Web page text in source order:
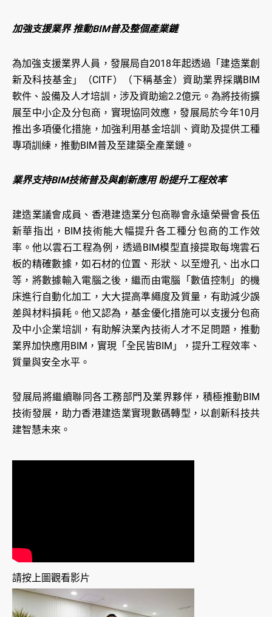
加強支援業界 推動BIM普及整個產業鏈
為加強支援業界人員，發展局自2018年起透過「建造業創
新及科技基金」（CITF）（下稱基金）資助業界採購BIM
軟件、設備及人才培訓，涉及資助逾2.2億元。為將技術擴
展至中小企及分包商，實現協同效應，發展局於今年10月
推出多項優化措施，加強利用基金培訓、資助及提供工種
專項訓練，推動BIM普及至建築全產業鏈。
業界支持BIM技術普及與創新應用 盼提升工程效率
建造業議會成員、香港建造業分包商聯會永遠榮譽會長伍
新華指出，BIM技術能大幅提升各工種分包商的工作效
率。他以雲石工程為例，透過BIM模型直接提取每塊雲石
板的精確數據，如石材的位置、形狀、以至燈孔、出水口
等，將數據輸入電腦之後，繼而由電腦「數值控制」的機
床進行自動化加工，大大提高準繩度及質量，有助減少誤
差與材料損耗。他又認為，基金優化措施可以支援分包商
及中小企業培訓，有助解決業內技術人才不足問題，推動
業界加快應用BIM，實現「全民皆BIM」，提升工程效率、
質量與安全水平。
發展局將繼續聯同各工務部門及業界夥伴，積極推動BIM
技術發展，助力香港建造業實現數碼轉型，以創新科技共
建智慧未來。
請按上圖觀看影片